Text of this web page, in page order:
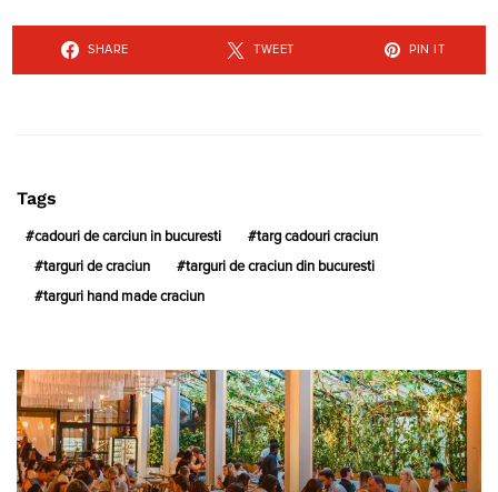
SHARE TWEET PIN IT
Tags
cadouri de carciun in bucuresti targ cadouri craciun
targuri de craciun targuri de craciun din bucuresti
targuri hand made craciun